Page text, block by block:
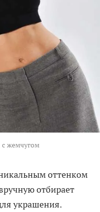
жемчугом
оттенком
отбирает
украшения.